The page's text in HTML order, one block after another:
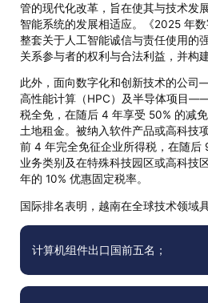
管的现代化改革，旨在使其与技术发
智能系统的发展相适应。《2025 年
整套关于人工智能诚信与责任使用的
关系参与者的权利与合法利益，并构
此外，面向数字化和创新技术的公司
高性能计算（HPC）及半导体项目
税全免，在随后 4 年享受 50% 的减
土地租金。被纳入软件产品或高科技
前 4 年完全免征企业所得税，在随后
业务类别及在特殊科技园区或高科技
年的 10% 优惠固定税率。
国际排名表明，越南在全球技术领域
计算机组件出口国前五名；